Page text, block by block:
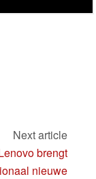
Next article
brengt
nieuwe